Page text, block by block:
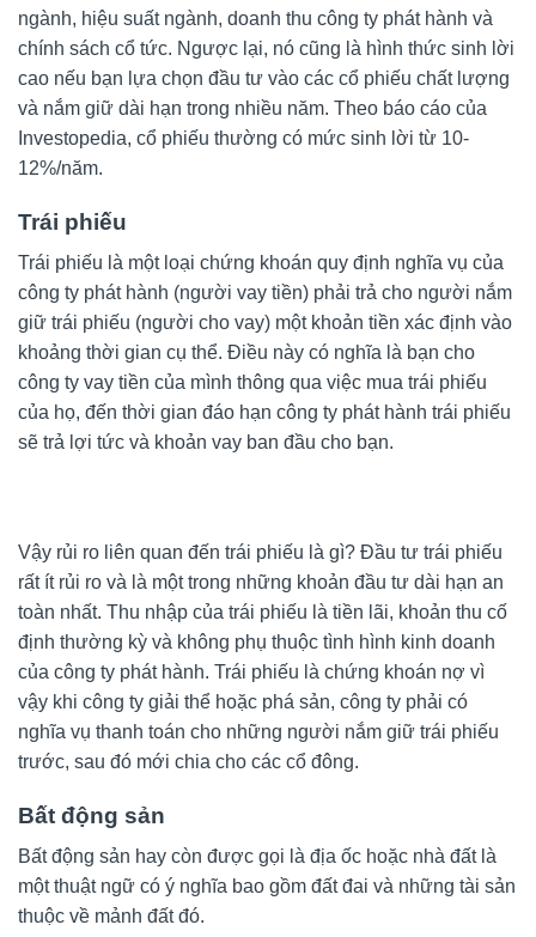
ngành, hiệu suất ngành, doanh thu công ty phát hành và
chính sách cổ tức. Ngược lại, nó cũng là hình thức sinh lời
cao nếu bạn lựa chọn đầu tư vào các cổ phiếu chất lượng
và nắm giữ dài hạn trong nhiều năm. Theo báo cáo của
Investopedia, cổ phiếu thường có mức sinh lời từ 10-
12%/năm.
Trái phiếu
Trái phiếu là một loại chứng khoán quy định nghĩa vụ của
công ty phát hành (người vay tiền) phải trả cho người nắm
giữ trái phiếu (người cho vay) một khoản tiền xác định vào
khoảng thời gian cụ thể. Điều này có nghĩa là bạn cho
công ty vay tiền của mình thông qua việc mua trái phiếu
của họ, đến thời gian đáo hạn công ty phát hành trái phiếu
sẽ trả lợi tức và khoản vay ban đầu cho bạn.
Vậy rủi ro liên quan đến trái phiếu là gì? Đầu tư trái phiếu
rất ít rủi ro và là một trong những khoản đầu tư dài hạn an
toàn nhất. Thu nhập của trái phiếu là tiền lãi, khoản thu cố
định thường kỳ và không phụ thuộc tình hình kinh doanh
của công ty phát hành. Trái phiếu là chứng khoán nợ vì
vậy khi công ty giải thể hoặc phá sản, công ty phải có
nghĩa vụ thanh toán cho những người nắm giữ trái phiếu
trước, sau đó mới chia cho các cổ đông.
Bất động sản
Bất động sản hay còn được gọi là địa ốc hoặc nhà đất là
một thuật ngữ có ý nghĩa bao gồm đất đai và những tài sản
thuộc về mảnh đất đó.